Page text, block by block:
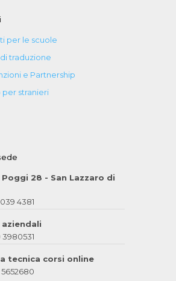
per le scuole
traduzione
e Partnership
per stranieri
28 - San Lazzaro di
4381
3980531
tecnica corsi online
5652680